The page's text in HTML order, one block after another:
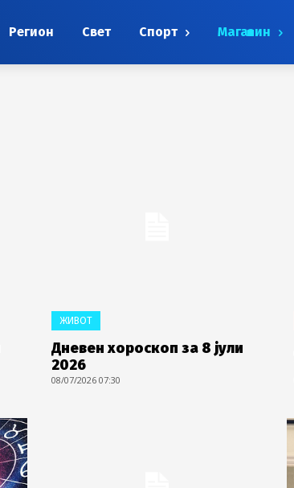
Регион Свет Спорт Магазин
ЖИВОТ
Дневен хороскоп за 8 јули
2026
08/07/2026 07:30